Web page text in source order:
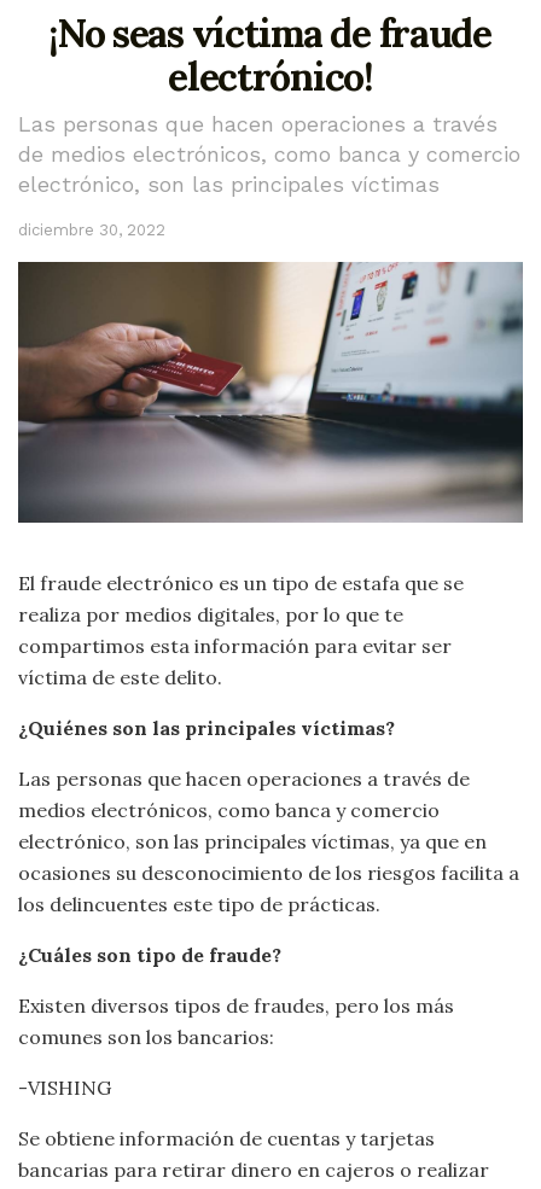
¡No seas víctima de fraude
electrónico!
Las personas que hacen operaciones a través
de medios electrónicos, como banca y comercio
electrónico, son las principales víctimas
diciembre 30, 2022
El fraude electrónico es un tipo de estafa que se
realiza por medios digitales, por lo que te
compartimos esta información para evitar ser
víctima de este delito.
¿Quiénes son las principales víctimas?
Las personas que hacen operaciones a través de
medios electrónicos, como banca y comercio
electrónico, son las principales víctimas, ya que en
ocasiones su desconocimiento de los riesgos facilita a
los delincuentes este tipo de prácticas.
¿Cuáles son tipo de fraude?
Existen diversos tipos de fraudes, pero los más
comunes son los bancarios:
-VISHING
Se obtiene información de cuentas y tarjetas
bancarias para retirar dinero en cajeros o realizar